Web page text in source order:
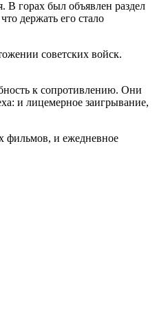
В горах был объявлен раздел
держать его стало
советских войск.
к сопротивлению. Они
и лицемерное заигрывание,
фильмов, и ежедневное